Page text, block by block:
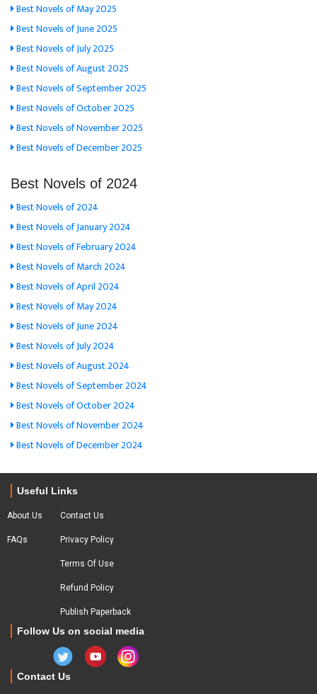
Best Novels of May 2025
Best Novels of June 2025
Best Novels of July 2025
Best Novels of August 2025
Best Novels of September 2025
Best Novels of October 2025
Best Novels of November 2025
Best Novels of December 2025
Best Novels of 2024
Best Novels of 2024
Best Novels of January 2024
Best Novels of February 2024
Best Novels of March 2024
Best Novels of April 2024
Best Novels of May 2024
Best Novels of June 2024
Best Novels of July 2024
Best Novels of August 2024
Best Novels of September 2024
Best Novels of October 2024
Best Novels of November 2024
Best Novels of December 2024
Useful Links
About Us
FAQs
Contact Us
Privacy Policy
Terms Of Use
Refund Policy
Publish Paperback
Follow Us on social media
Contact Us